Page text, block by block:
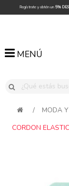
Regístrate y obtén un 5%
MENÚ
MENÚ
/ MODA
CORDON